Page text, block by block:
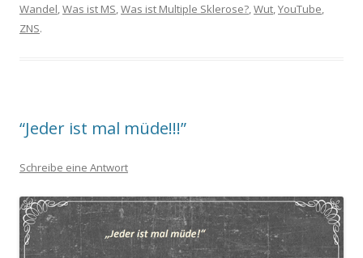
Wandel,Was ist MS,Was ist Multiple Sklerose?,Wut,YouTube,
ZNS.
“Jeder ist mal müde!!!”
Schreibe eine Antwort